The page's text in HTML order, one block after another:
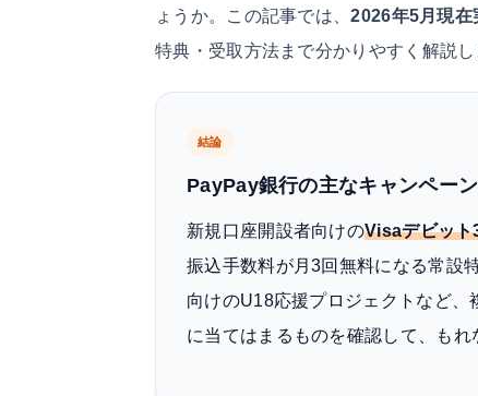
ょうか。この記事では、2026年5月現在
特典・受取方法まで分かりやすく解説し
結論
PayPay銀行の主なキャンペー
新規口座開設者向けのVisaデビット
振込手数料が月3回無料になる常設
向けのU18応援プロジェクトなど
に当てはまるものを確認して、もれ